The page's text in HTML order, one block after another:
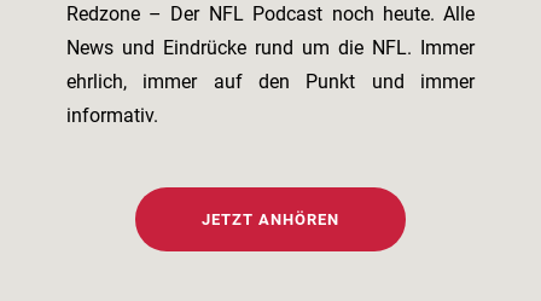
Redzone – Der NFL Podcast noch heute. Alle
News und Eindrücke rund um die NFL. Immer
ehrlich, immer auf den Punkt und immer
informativ.
JETZT ANHÖREN